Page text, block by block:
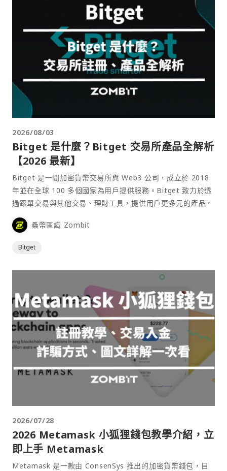
2026/08/03
Bitget 是什麼？Bitget 交易所產品全解析
【2026 最新】
Bitget 是一間加密貨幣交易所與 Web3 公司，成立於 2018
年並在全球 100 多個國家為用戶提供服務。Bitget 致力於透
過跟單交易與其他交易、理財工具，提供用戶更多元的產品。
桑幣區識 Zombit
Bitget
2026/07/28
2026 Metamask 小狐狸錢包教學介紹，立
即上手 Metamask
Metamask 是一款由 ConsenSys 推出的加密貨幣錢包，目